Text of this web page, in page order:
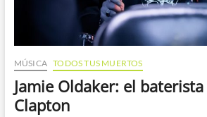
MÚSICA TODOS TUS MUERTOS
Jamie Oldaker: el
Clapton